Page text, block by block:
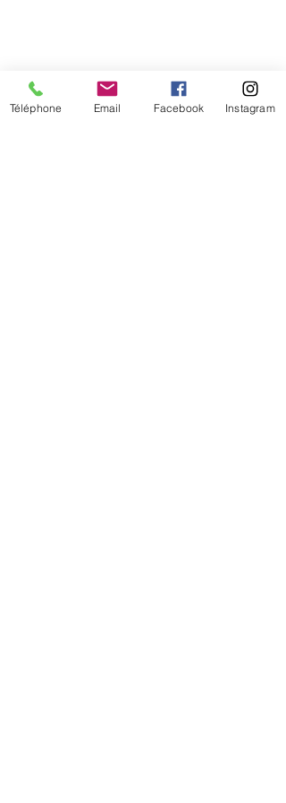
Téléphone Email Facebook Instagram